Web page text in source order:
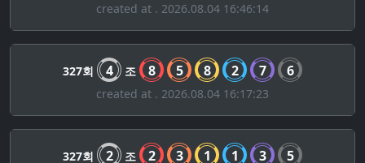
created at . 2026.08.04 16:46:14
327회 4 조 8 5 8 2 7 6
created at . 2026.08.04 16:17:23
327회 2 조 2 3 1 1 3 5